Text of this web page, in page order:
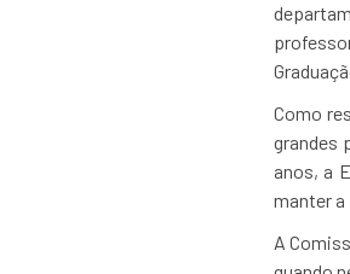
Como
grandes
anos, a
manter a
A